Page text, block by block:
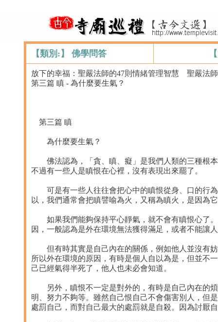
【類別:】 佛學問答
放下的幸福：聖嚴法師的47則情緒管理智慧 聖嚴法
第三篇 瞋 - 為什麼要生氣？
第三篇 瞋
為什麼要生氣？
佛法認為，「貪、瞋、癡」是我們人類的三種根本
不過有一些人是瞋恨在心裡，沒有表現出來罷了。
可是有一些人往往會把心中的瞋恨從身、口的行為
以，我們通常會把瞋譬喻為火，又稱為瞋火，是因為
如果我們能夠保持平心靜氣，就不會有瞋恨心了。
因，一般認為是外在環境無法獲得滿足，或者不能讓
但有時其實是自己內在的關係，例如他人並沒有妨
所以外在環境的原因，有時是個人自以為是，但並不
己已經氣得半死了，他人也未必會知道。
另外，瞋恨不一定是對外的，有時是自己內在的煩
明、努力不夠等。雖然自己恨自己不會傷害別人，但
處罰自己，而對自己最大的處罰就是自殺。因為討厭